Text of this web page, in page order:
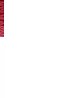
wat betreft
kwaliteit